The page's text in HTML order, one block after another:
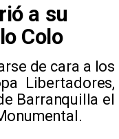
a su
Colo
de cara a los
Libertadores,
Barranquilla el